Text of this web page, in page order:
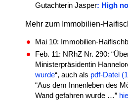
Gutachterin Jasper: High
Mehr zum Immobilien-
Mai 10: Immobilien-
Feb. 11: NRhZ Nr. 290:
Ministerpräsidentin
wurde“, auch als pdf-Datei
“Aus dem Innenleben des
Wand gefahren wurde …”